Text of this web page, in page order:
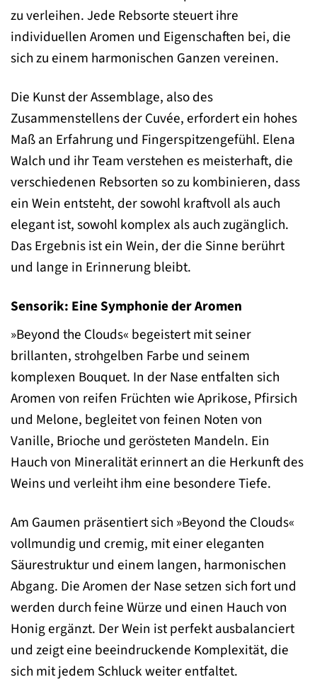
zu verleihen. Jede Rebsorte steuert ihre
individuellen Aromen und Eigenschaften bei, die
sich zu einem harmonischen Ganzen vereinen.
Die Kunst der Assemblage, also des
Zusammenstellens der Cuvée, erfordert ein hohes
Maß an Erfahrung und Fingerspitzengefühl. Elena
Walch und ihr Team verstehen es meisterhaft, die
verschiedenen Rebsorten so zu kombinieren, dass
ein Wein entsteht, der sowohl kraftvoll als auch
elegant ist, sowohl komplex als auch zugänglich.
Das Ergebnis ist ein Wein, der die Sinne berührt
und lange in Erinnerung bleibt.
Sensorik: Eine Symphonie der Aromen
»Beyond the Clouds« begeistert mit seiner
brillanten, strohgelben Farbe und seinem
komplexen Bouquet. In der Nase entfalten sich
Aromen von reifen Früchten wie Aprikose, Pfirsich
und Melone, begleitet von feinen Noten von
Vanille, Brioche und gerösteten Mandeln. Ein
Hauch von Mineralität erinnert an die Herkunft des
Weins und verleiht ihm eine besondere Tiefe.
Am Gaumen präsentiert sich »Beyond the Clouds«
vollmundig und cremig, mit einer eleganten
Säurestruktur und einem langen, harmonischen
Abgang. Die Aromen der Nase setzen sich fort und
werden durch feine Würze und einen Hauch von
Honig ergänzt. Der Wein ist perfekt ausbalanciert
und zeigt eine beeindruckende Komplexität, die
sich mit jedem Schluck weiter entfaltet.